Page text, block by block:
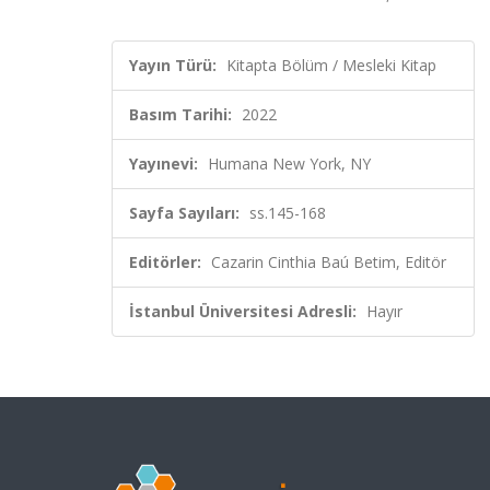
Yayın Türü: Kitapta Bölüm / Mesleki Kitap
Basım Tarihi: 2022
Yayınevi: Humana New York, NY
Sayfa Sayıları: ss.145-168
Editörler: Cazarin Cinthia Baú Betim, Editör
İstanbul Üniversitesi Adresli: Hayır